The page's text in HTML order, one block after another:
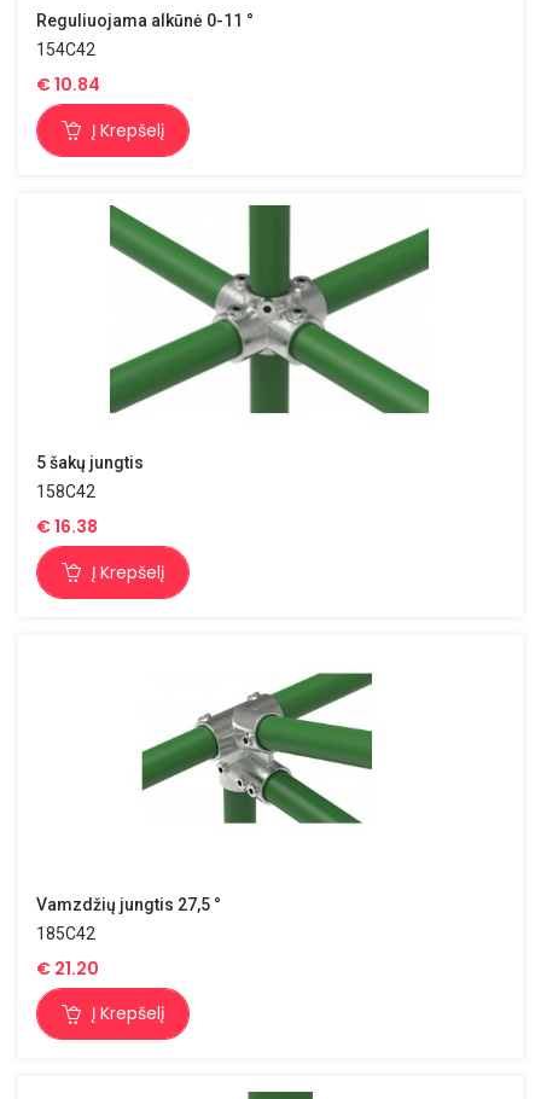
Reguliuojama alkūnė 0-11 °
154C42
€10.84
Į Krepšelį
5 šakų jungtis
158C42
€16.38
Į Krepšelį
Vamzdžių jungtis 27,5 °
185C42
€ 21.20
Į Krepšelį